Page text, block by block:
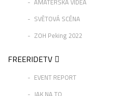
SVĚTOVÁ SCÉNA
ZOH Peking 2022
FREERIDETV
EVENT REPORT